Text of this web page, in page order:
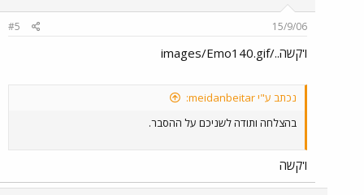
15/9/06
#5
ו'קשה../images/Emo140.gif
נכתב ע"י meidanbeitar:
בהצלחה ותודה לשניכם על ההסבר.
ו'קשה